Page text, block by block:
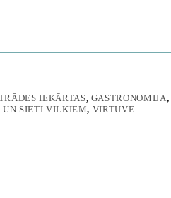
IEKĀRTAS, GASTRONOMIJA,
UN SIETI VILKIEM, VIRTUVE